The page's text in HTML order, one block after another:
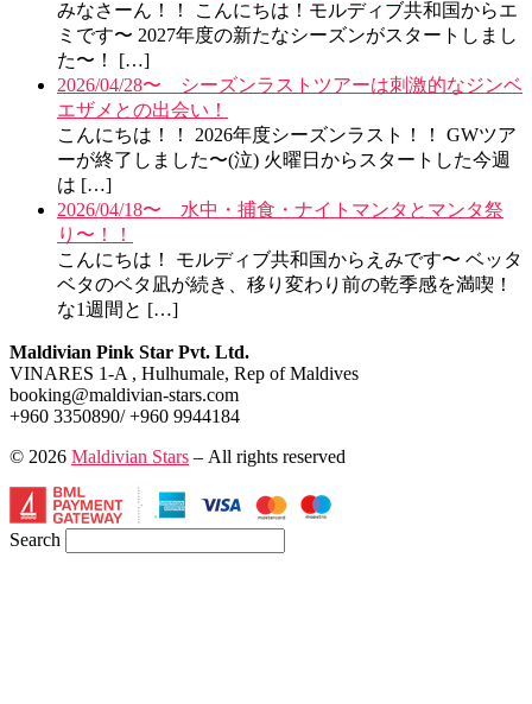
みなさーん！！ こんにちは！モルディブ共和国からエ
ミです〜 2027年度の新たなシーズンがスタートしまし
た〜！ […]
2026/04/28〜 シーズンラストツアーは刺激的なジンベ
エザメとの出会い！
こんにちは！！ 2026年度シーズンラスト！！ GWツア
ーが終了しました〜(泣) 火曜日からスタートした今週
は […]
2026/04/18〜 水中・捕食・ナイトマンタとマンタ祭
り〜！！
こんにちは！ モルディブ共和国からえみです〜 ベッタ
ベタのベタ凪が続き、移り変わり前の乾季感を満喫！
な1週間と […]
Maldivian Pink Star Pvt. Ltd.
VINARES 1-A , Hulhumale, Rep of Maldives
booking@maldivian-stars.com
+960 3350890/ +960 9944184
© 2026 Maldivian Stars – All rights reserved
Search